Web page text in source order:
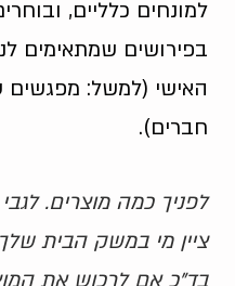
למונחים כלליים,
בפירושים שמתאימים
האישי (למשל: מפגשים
חברים).
לפניך כמה מוצרים.
ציין מי במשק הבית